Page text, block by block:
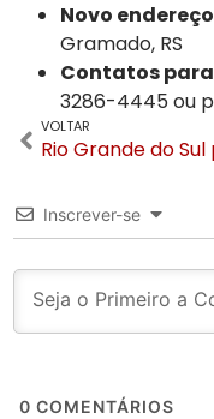
Novo
Gramado, RS
Contatos
3286-4445 ou
VOLTAR
Inscrever-se
0 COMENTÁRIOS